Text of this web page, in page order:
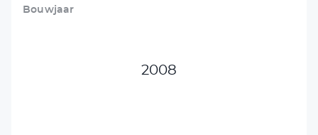
Bouwjaar
2008